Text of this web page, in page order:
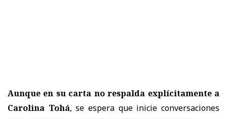
Aunque en su carta no respalda explícitamente a
Carolina Tohá, se espera que inicie conversaciones